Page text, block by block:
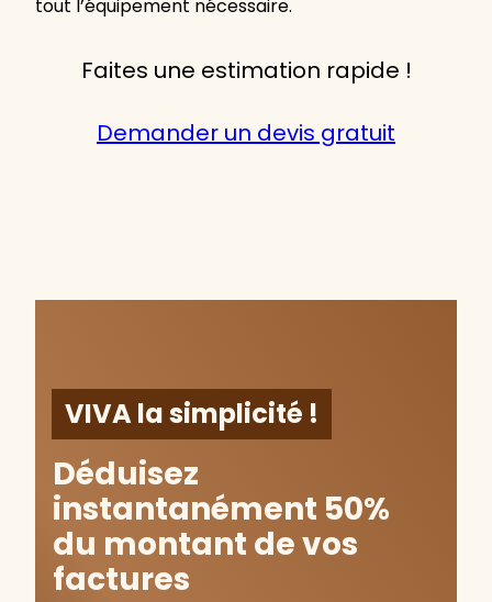
tout l’équipement nécessaire.
Faites une estimation rapide !
Demander un devis gratuit
VIVA la simplicité !
Déduisez
instantanément 50%
du montant de vos
factures